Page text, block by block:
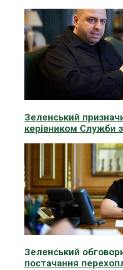
Зеленський
керівником Служби
Зеленський
постачання